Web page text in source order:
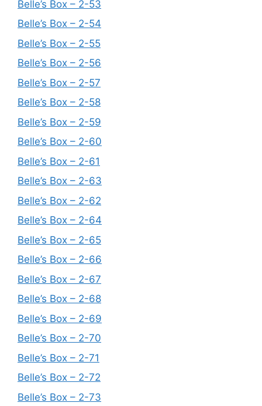
Belle’s Box – 2-53
Belle’s Box – 2-54
Belle’s Box – 2-55
Belle’s Box – 2-56
Belle’s Box – 2-57
Belle’s Box – 2-58
Belle’s Box – 2-59
Belle’s Box – 2-60
Belle’s Box – 2-61
Belle’s Box – 2-63
Belle’s Box – 2-62
Belle’s Box – 2-64
Belle’s Box – 2-65
Belle’s Box – 2-66
Belle’s Box – 2-67
Belle’s Box – 2-68
Belle’s Box – 2-69
Belle’s Box – 2-70
Belle’s Box – 2-71
Belle’s Box – 2-72
Belle’s Box – 2-73